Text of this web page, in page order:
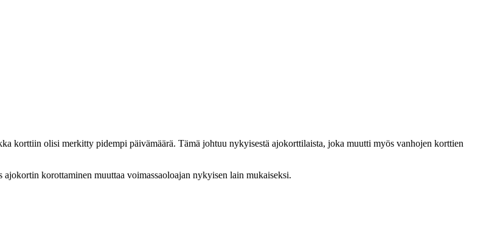
korttiin olisi merkitty pidempi päivämäärä. Tämä johtuu nykyisestä ajokorttilaista, joka muutti myös vanhojen korttien
korottaminen muuttaa voimassaoloajan nykyisen lain mukaiseksi.